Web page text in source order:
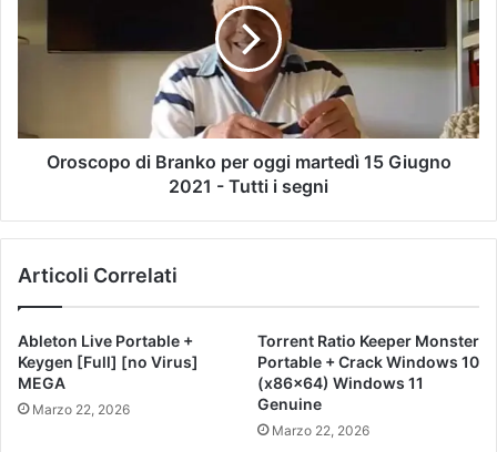
Oroscopo di Branko per oggi martedì 15 Giugno
2021 - Tutti i segni
Articoli Correlati
Ableton Live Portable +
Keygen [Full] [no Virus]
MEGA
Marzo 22, 2026
Torrent Ratio Keeper Monster
Portable + Crack Windows 10
(x86x64) Windows 11
Genuine
Marzo 22, 2026